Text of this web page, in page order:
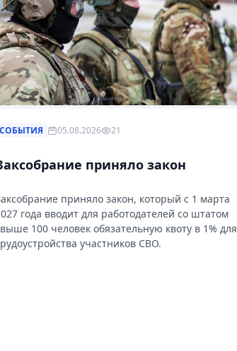
СОБЫТИЯ 05.08.2026 21
приняло закон
приняло закон, который с 1 марта
года вводит для работодателей со штатом
100 человек обязательную квоту в 1% для
участников СВО.